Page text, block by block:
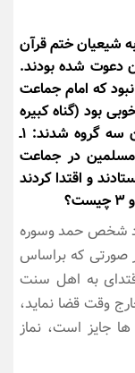
شیعیان ختم قرآن
دعوت شده بودند.
که امام جماعت
بود (گناه کبیره
انجام نمی دهد) امام جماعت شد، شیعیان سه گروه شدند: ۱ـ
خاطر اتفاق مسلمین در جماعت
۳ـ در جماعت ایستادند و اقتدا کردند
شخص حمد وسوره
صورتی که براساس
به اهل سنت
وقت قضا نماید،
ها جایز است، نماز